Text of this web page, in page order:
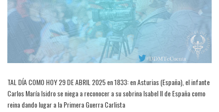
TAL DÍA COMO HOY 29 DE ABRIL 2025 en 1833: en Asturias (España), el infante
Carlos María Isidro se niega a reconocer a su sobrina Isabel II de España como
reina dando lugar a la Primera Guerra Carlista